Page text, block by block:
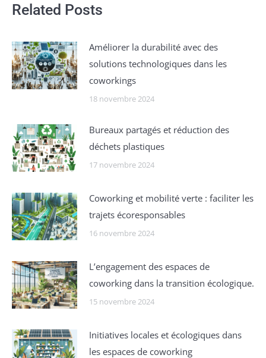
Related Posts
Améliorer la durabilité avec des
solutions technologiques dans les
coworkings
18 novembre 2024
Bureaux partagés et réduction des
déchets plastiques
17 novembre 2024
Coworking et mobilité verte : faciliter les
trajets écoresponsables
16 novembre 2024
L’engagement des espaces de
coworking dans la transition écologique.
15 novembre 2024
Initiatives locales et écologiques dans
les espaces de coworking